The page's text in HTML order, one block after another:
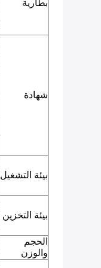
بطارية
شهادة
بيئة التشغيل
بيئة التخزين
الحجم
والوزن